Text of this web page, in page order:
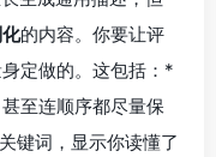
的内容。你要让评
定做的。这包括：*
至连顺序都尽量保
键词，显示你读懂了